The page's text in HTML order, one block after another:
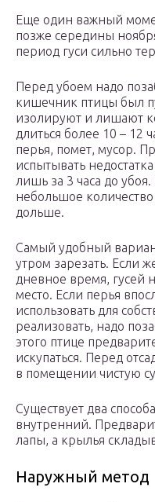
Еще один важный
позже середины
период гуси сильно
Перед убоем надо
кишечник птицы был
изолируют и лишают
длиться более 10 – 12
перья, помет, мусор.
испытывать
лишь за 3 часа до
небольшое количество
дольше.
Самый удобный
утром зарезать. Если
дневное время, гусей
место. Если перья
использовать для
реализовать, надо
этого птице
искупаться. Перед
в помещении чистую
Существует два
внутренний.
лапы, а крылья
Наружный метод